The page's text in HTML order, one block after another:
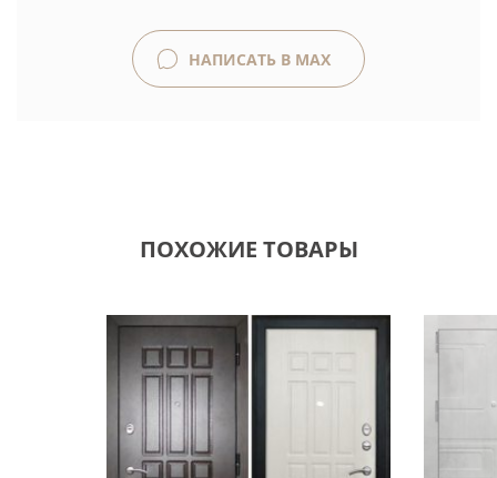
НАПИСАТЬ В MAX
ПОХОЖИЕ ТОВАРЫ